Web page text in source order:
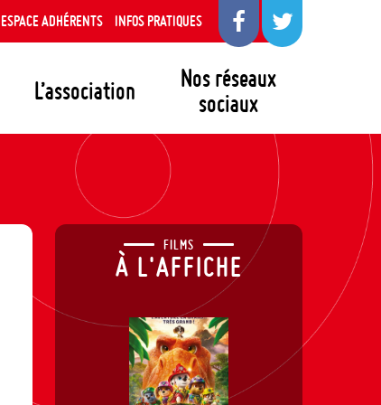
L’association
Nos réseaux
sociaux
ESPACE ADHÉRENTS INFOS PRATIQUES
FILMS
À L'AFFICHE